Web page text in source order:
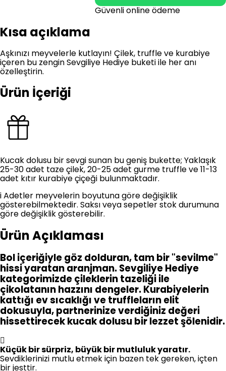
Güvenli online ödeme
Kısa açıklama
Aşkınızı meyvelerle kutlayın! Çilek, truffle ve kurabiye
içeren bu zengin Sevgiliye Hediye buketi ile her anı
özelleştirin.
Ürün İçeriği
Kucak dolusu bir sevgi sunan bu geniş bukette; Yaklaşık
25-30 adet taze çilek, 20-25 adet gurme truffle ve 11-13
adet kıtır kurabiye çiçeği bulunmaktadır.
iAdetler meyvelerin boyutuna göre değişiklik
gösterebilmektedir. Saksı veya sepetler stok durumuna
göre değişiklik gösterebilir.
Ürün Açıklaması
Bol içeriğiyle göz dolduran, tam bir "sevilme"
hissi yaratan aranjman. Sevgiliye Hediye
kategorimizde çileklerin tazeliği ile
çikolatanın hazzını dengeler. Kurabiyelerin
kattığı ev sıcaklığı ve truffleların elit
dokusuyla, partnerinize verdiğiniz değeri
hissettirecek kucak dolusu bir lezzet şölenidir.
Küçük bir sürpriz, büyük bir mutluluk yaratır.
Sevdiklerinizi mutlu etmek için bazen tek gereken, içten
bir jesttir.